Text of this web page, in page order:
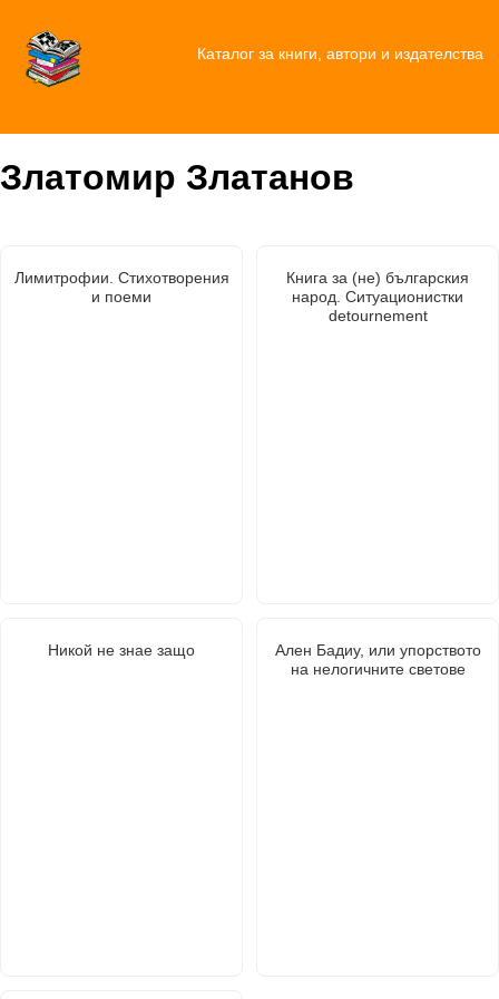
Каталог за книги, автори и издателства
Златомир Златанов
Лимитрофии. Стихотворения
и поеми
Книга за (не) българския
народ. Ситуационистки
detournement
Никой не знае защо
Ален Бадиу, или упорството
на нелогичните светове